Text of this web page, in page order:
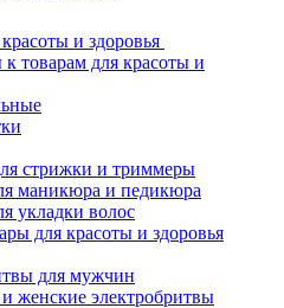
и здоровья
к товарам для красоты и
стрижки и триммеры
маникюра и педикюра
укладки волос
для красоты и здоровья
для мужчин
женские электробритвы